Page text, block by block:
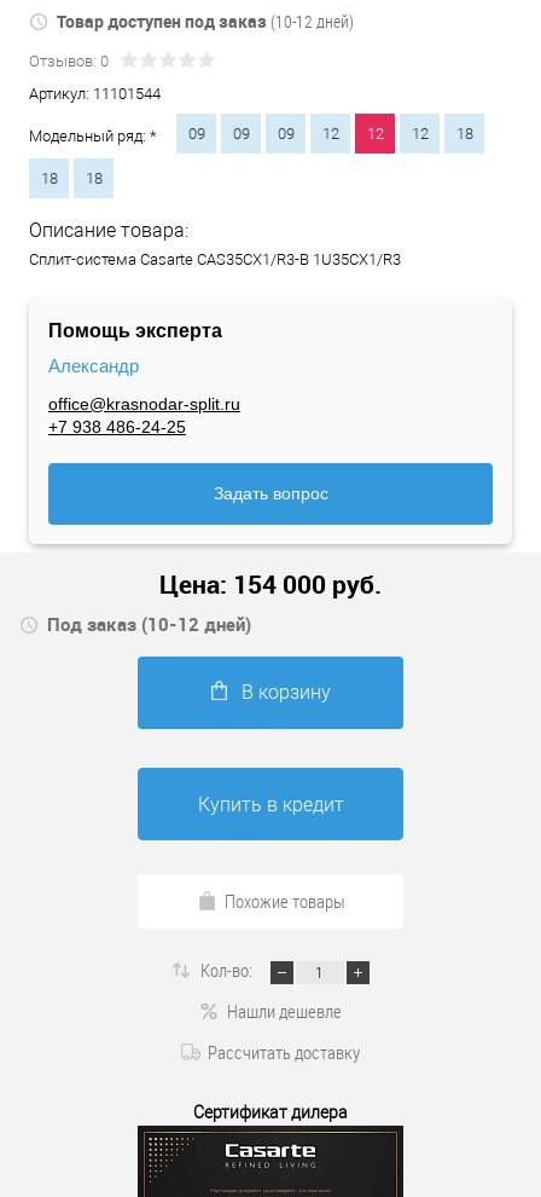
Товар доступен под заказ (10-12 дней)
Отзывов: 0
Артикул: 11101544
Модельный ряд: * 09 09 09 12 12 12 18
18 18
Описание товара:
Сплит-система Casarte CAS35CX1/R3-B 1U35CX1/R3
Помощь эксперта
Александр
office@krasnodar-split.ru
+7 938 486-24-25
Задать вопрос
Цена: 154 000 руб.
Под заказ (10-12 дней)
В корзину
Купить в кредит
Похожие товары
Кол-во:
Нашли дешевле
Рассчитать доставку
Сертификат дилера